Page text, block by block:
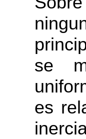
se
es